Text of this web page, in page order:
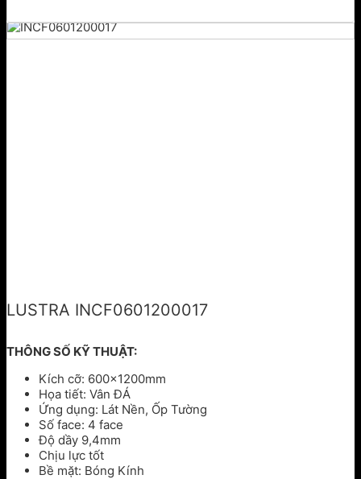
LUSTRA INCF0601200017
THÔNG SỐ KỸ THUẬT:
Kích cỡ: 600x1200mm
Họa tiết: Vân ĐÁ
Ứng dụng: Lát Nền, Ốp Tường
Số face: 4 face
Độ dầy 9,4mm
Chịu lực tốt
Bề mặt: Bóng Kính